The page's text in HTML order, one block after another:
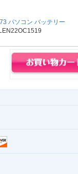
パソコン バッテリー